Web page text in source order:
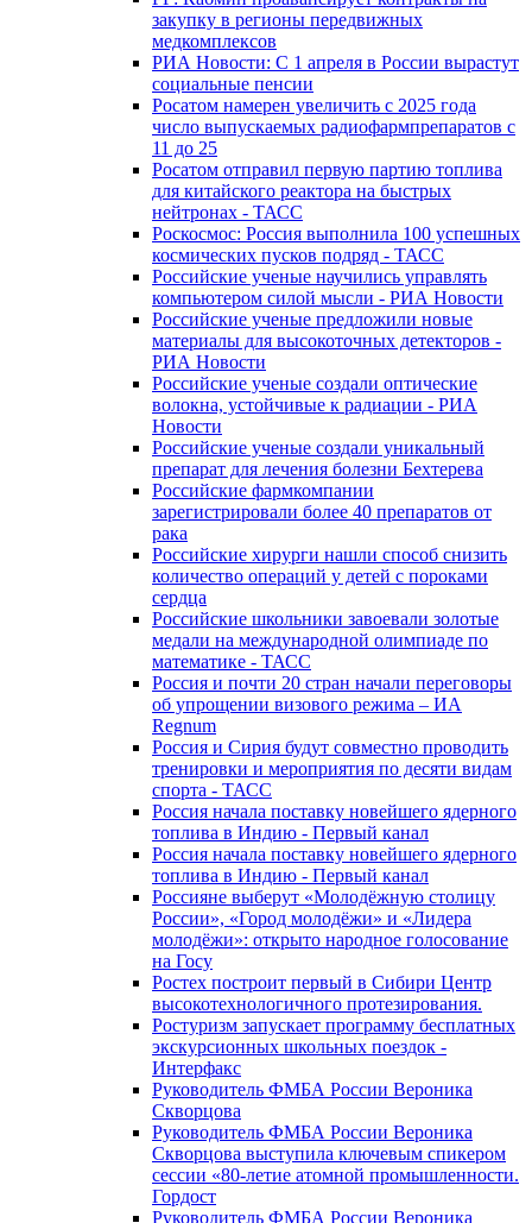
закупку в регионы передвижных
медкомплексов
РИА Новости: С 1 апреля в России вырастут
социальные пенсии
Росатом намерен увеличить с 2025 года
число выпускаемых радиофармпрепаратов с
11 до 25
Росатом отправил первую партию топлива
для китайского реактора на быстрых
нейтронах - ТАСС
Роскосмос: Россия выполнила 100 успешных
космических пусков подряд - ТАСС
Российские ученые научились управлять
компьютером силой мысли - РИА Новости
Российские ученые предложили новые
материалы для высокоточных детекторов -
РИА Новости
Российские ученые создали оптические
волокна, устойчивые к радиации - РИА
Новости
Российские ученые создали уникальный
препарат для лечения болезни Бехтерева
Российские фармкомпании
зарегистрировали более 40 препаратов от
рака
Российские хирурги нашли способ снизить
количество операций у детей с пороками
сердца
Российские школьники завоевали золотые
медали на международной олимпиаде по
математике - ТАСС
Россия и почти 20 стран начали переговоры
об упрощении визового режима – ИА
Regnum
Россия и Сирия будут совместно проводить
тренировки и мероприятия по десяти видам
спорта - ТАСС
Россия начала поставку новейшего ядерного
топлива в Индию - Первый канал
Россия начала поставку новейшего ядерного
топлива в Индию - Первый канал
Россияне выберут «Молодёжную столицу
России», «Город молодёжи» и «Лидера
молодёжи»: открыто народное голосование
на Госу
Ростех построит первый в Сибири Центр
высокотехнологичного протезирования.
Ростуризм запускает программу бесплатных
экскурсионных школьных поездок -
Интерфакс
Руководитель ФМБА России Вероника
Скворцова
Руководитель ФМБА России Вероника
Скворцова выступила ключевым спикером
сессии «80-летие атомной промышленности.
Гордост
Руководитель ФМБА России Вероника